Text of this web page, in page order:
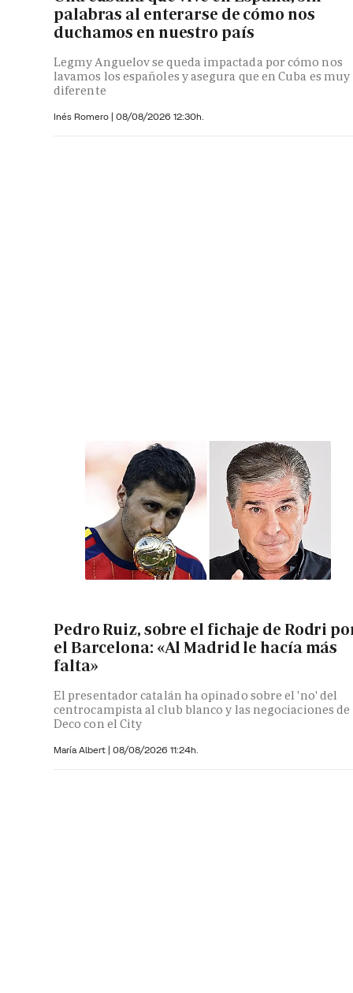
palabras al enterarse de cómo nos
duchamos en nuestro país
Legmy Anguelov se queda impactada por cómo nos
lavamos los españoles y asegura que en Cuba es muy
diferente
Inés Romero | 08/08/2026 12:30h.
Pedro Ruiz, sobre el fichaje de Rodri
el Barcelona: «Al Madrid le hacía más
falta»
El presentador catalán ha opinado sobre el 'no' del
centrocampista al club blanco y las negociaciones de
Deco con el City
María Albert | 08/08/2026 11:24h.